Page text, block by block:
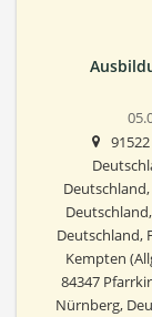
Deutschland,
Kempten
84347
Nürnberg,